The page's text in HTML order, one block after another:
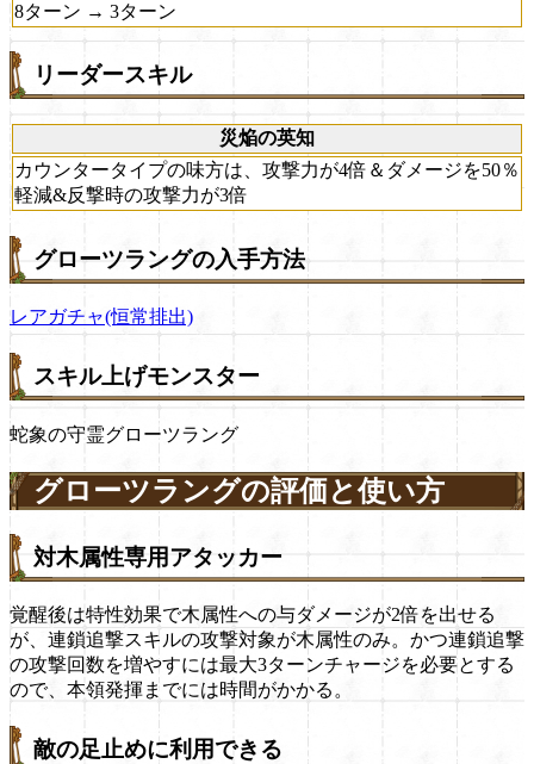
8ターン → 3ターン
リーダースキル
災焔の英知
カウンタータイプの味方は、攻撃力が4倍＆ダメージを50％
軽減&反撃時の攻撃力が3倍
グローツラングの入手方法
レアガチャ(恒常排出)
スキル上げモンスター
蛇象の守霊グローツラング
グローツラングの評価と使い方
対木属性専用アタッカー
覚醒後は特性効果で木属性への与ダメージが2倍を出せる
が、連鎖追撃スキルの攻撃対象が木属性のみ。かつ連鎖追撃
の攻撃回数を増やすには最大3ターンチャージを必要とする
ので、本領発揮までには時間がかかる。
敵の足止めに利用できる